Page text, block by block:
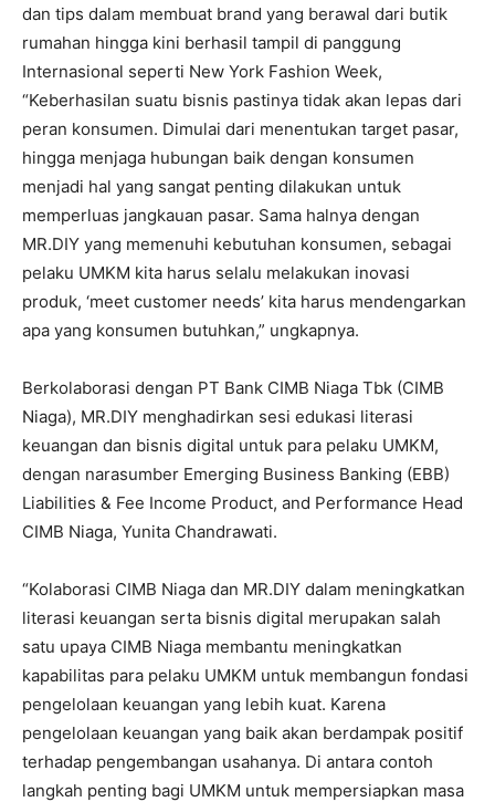
dan tips dalam membuat brand yang berawal dari butik
rumahan hingga kini berhasil tampil di panggung
Internasional seperti New York Fashion Week,
“Keberhasilan suatu bisnis pastinya tidak akan lepas dari
peran konsumen. Dimulai dari menentukan target pasar,
hingga menjaga hubungan baik dengan konsumen
menjadi hal yang sangat penting dilakukan untuk
memperluas jangkauan pasar. Sama halnya dengan
MR.DIY yang memenuhi kebutuhan konsumen, sebagai
pelaku UMKM kita harus selalu melakukan inovasi
produk, ‘meet customer needs’ kita harus mendengarkan
apa yang konsumen butuhkan,” ungkapnya.
Berkolaborasi dengan PT Bank CIMB Niaga Tbk (CIMB
Niaga), MR.DIY menghadirkan sesi edukasi literasi
keuangan dan bisnis digital untuk para pelaku UMKM,
dengan narasumber Emerging Business Banking (EBB)
Liabilities & Fee Income Product, and Performance Head
CIMB Niaga, Yunita Chandrawati.
“Kolaborasi CIMB Niaga dan MR.DIY dalam meningkatkan
literasi keuangan serta bisnis digital merupakan salah
satu upaya CIMB Niaga membantu meningkatkan
kapabilitas para pelaku UMKM untuk membangun fondasi
pengelolaan keuangan yang lebih kuat. Karena
pengelolaan keuangan yang baik akan berdampak positif
terhadap pengembangan usahanya. Di antara contoh
langkah penting bagi UMKM untuk mempersiapkan masa